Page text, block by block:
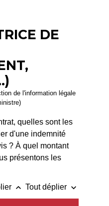
DE
de l'information légale
quelles sont les
d'une indemnité
? À quel montant
présentons les
keyboard_arrow_up Tout déplier keyboard_arrow_down